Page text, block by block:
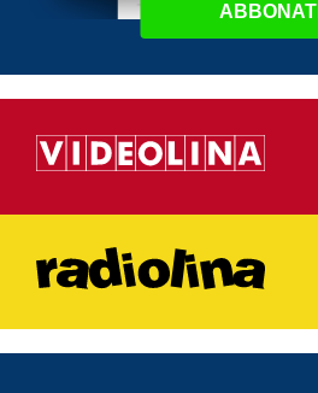
ABBONATI